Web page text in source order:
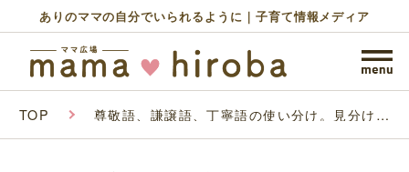
ありのママの自分でいられるように｜子育て情報メディア
TOP 尊敬語、謙譲語、丁寧語の使い分け。見分けや